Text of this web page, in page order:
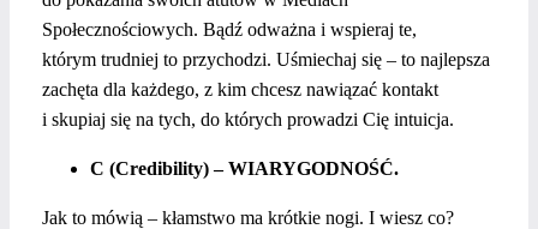
Społecznościowych. Bądź odważna i wspieraj te,
którym trudniej to przychodzi. Uśmiechaj się – to najlepsza
zachęta dla każdego, z kim chcesz nawiązać kontakt
i skupiaj się na tych, do których prowadzi Cię intuicja.
C (Credibility) – WIARYGODNOŚĆ.
Jak to mówią – kłamstwo ma krótkie nogi. I wiesz co?